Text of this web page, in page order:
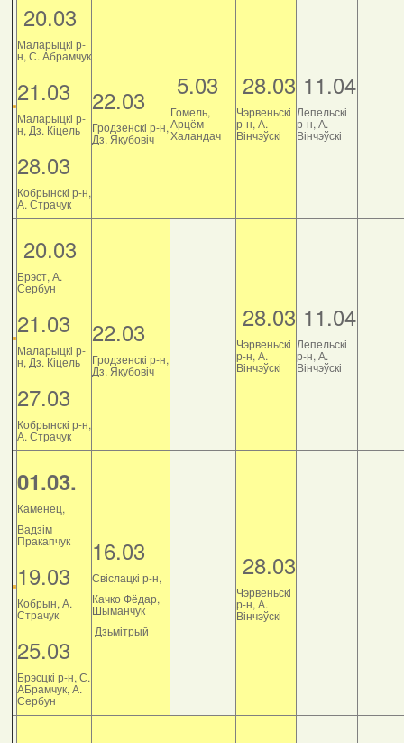
20.03
Маларыцкі р-
н, С. Абрамчук
21.03
Маларыцкі р-
н, Дз. Кіцель
28.03
Кобрынскі р-н,
А. Страчук
22.03
Гродзенскі р-н,
Дз. Якубовіч
5.03
Гомель,
Арцём
Халандач
28.03
Чэрвеньскі
р-н, А.
Вінчэўскі
11.04
Лепельскі
р-н, А.
Вінчэўскі
20.03
Брэст, А.
Сербун
21.03
Маларыцкі р-
н, Дз. Кіцель
27.03
Кобрынскі р-н,
А. Страчук
22.03
Гродзенскі р-н,
Дз. Якубовіч
28.03
Чэрвеньскі
р-н, А.
Вінчэўскі
11.04
Лепельскі
р-н, А.
Вінчэўскі
01.03.
Каменец,
Вадзім
Пракапчук
19.03
Кобрын, А.
Страчук
25.03
Брэсцкі р-н, С.
АБрамчук, А.
Сербун
16.03
Свіслацкі р-н,
Качко Фёдар,
Шыманчук
Дзьмітрый
28.03
Чэрвеньскі
р-н, А.
Вінчэўскі